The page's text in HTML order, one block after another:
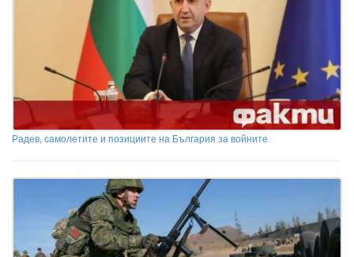
Радев, самолетите и позициите на България за войните